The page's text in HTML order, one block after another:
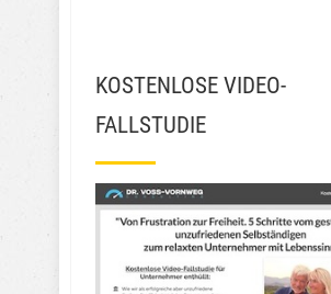
KOSTENLOSE VIDEO-
FALLSTUDIE